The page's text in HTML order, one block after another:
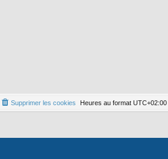
Heures au format UTC+02:00
Supprimer les cookies